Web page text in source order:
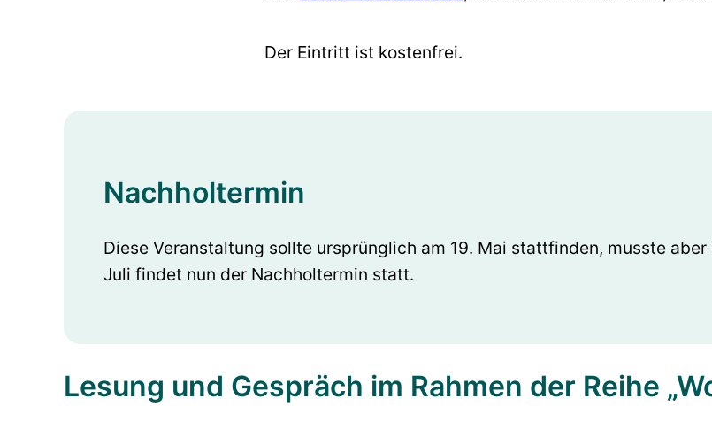
Der Eintritt ist kostenfrei.
Nachholtermin
Diese Veranstaltung sollte ursprünglich am 19. Mai stattfinden, musste
Juli findet nun der Nachholtermin statt.
Lesung und Gespräch im Rahmen der Reihe